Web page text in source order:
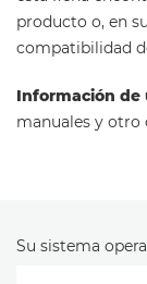
producto o, en
compatibilidad
Información de
manuales y otro
Su sistema